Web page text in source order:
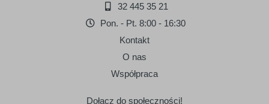
32 445 35 21
Pon. - Pt. 8:00 - 16:30
Kontakt
O nas
Współpraca
Dołącz do społeczności!